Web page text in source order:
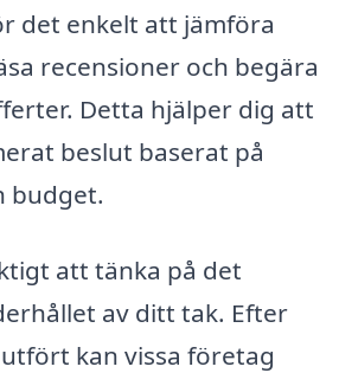
det enkelt att jämföra
recensioner och begära
Detta hjälper dig att
beslut baserat på
budget.
att tänka på det
av ditt tak. Efter
kan vissa företag